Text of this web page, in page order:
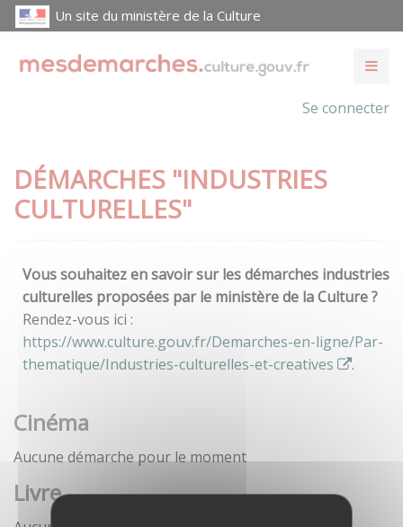
Un site du ministère de la Culture
Se connecter
DÉMARCHES "INDUSTRIES
CULTURELLES"
Vous souhaitez en savoir sur les démarches industries
culturelles proposées par le ministère de la Culture ?
Rendez-vous ici :
https://www.culture.gouv.fr/Demarches-en-ligne/Par-
thematique/Industries-culturelles-et-creatives
.
Cinéma
Aucune démarche pour le moment
Livre